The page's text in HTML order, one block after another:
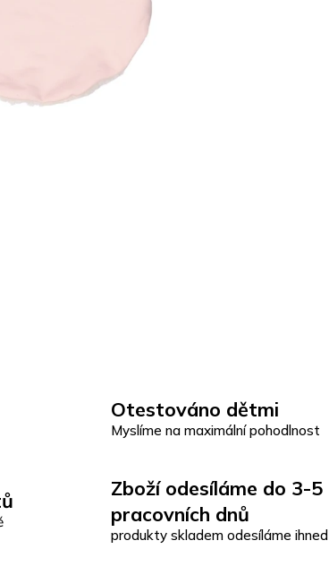
Otestováno dětmi
Myslíme na maximální pohodlnost
Zboží odesíláme do 3-5
pracovních dnů
produkty skladem odesíláme ihned